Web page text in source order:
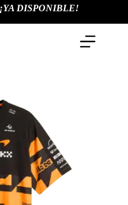
¡YA DISPONIBLE!